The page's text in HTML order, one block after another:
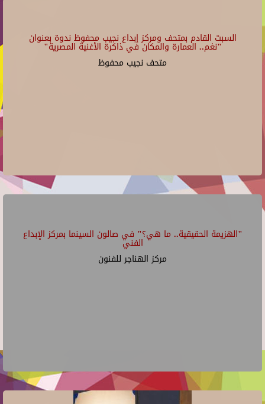
السبت القادم بمتحف ومركز إبداع نجيب محفوظ ندوة بعنوان
"نغم.. العمارة والمكان في ذاكرة الأغنية المصرية"
متحف نجيب محفوظ
"الهزيمة الحقيقية.. ما هي؟" في صالون السينما بمركز الإبداع
الفني
مركز الهناجر للفنون